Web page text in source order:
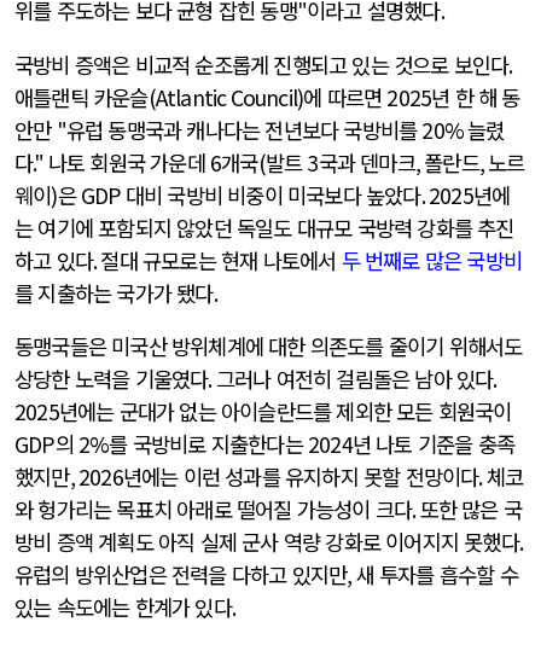
위를 주도하는 보다 균형 잡힌 동맹"이라고 설명했다.
국방비 증액은 비교적 순조롭게 진행되고 있는 것으로 보인다.
애틀랜틱 카운슬(Atlantic Council)에 따르면 2025년 한 해 동
안만 "유럽 동맹국과 캐나다는 전년보다 국방비를20%늘렸
다." 나토 회원국 가운데 6개국(발트3국과 덴마크,폴란드,노르
웨이)은GDP 대비 국방비 비중이 미국보다 높았다. 2025년에
는 여기에 포함되지 않았던 독일도 대규모 국방력 강화를 추진
하고 있다.절대 규모로는 현재 나토에서 두 번째로 많은 국방비
를 지출하는 국가가 됐다.
동맹국들은 미국산 방위체계에 대한 의존도를 줄이기 위해서도
상당한 노력을 기울였다.그러나 여전히 걸림돌은 남아 있다.
2025년에는 군대가 없는 아이슬란드를 제외한 모든 회원국이
GDP의 2%를 국방비로 지출한다는2024년 나토 기준을 충족
했지만, 2026년에는 이런 성과를 유지하지 못할 전망이다.체코
와 헝가리는 목표치 아래로 떨어질 가능성이 크다.또한 많은 국
방비 증액 계획도 아직 실제 군사 역량 강화로 이어지지 못했다.
유럽의 방위산업은 전력을 다하고 있지만,새 투자를 흡수할 수
있는 속도에는 한계가 있다.